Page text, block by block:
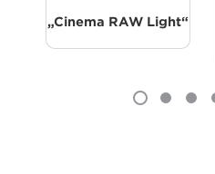
„Cinema RAW Light“